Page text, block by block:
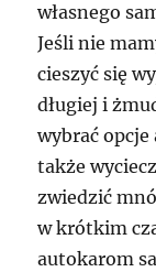
własnego
Jeśli nie
cieszyć się
długiej i
wybrać
także
zwiedzić
w krótkim
autokarom